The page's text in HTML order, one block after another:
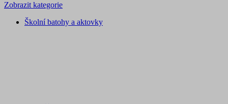
Zobrazit kategorie
Školní batohy a aktovky